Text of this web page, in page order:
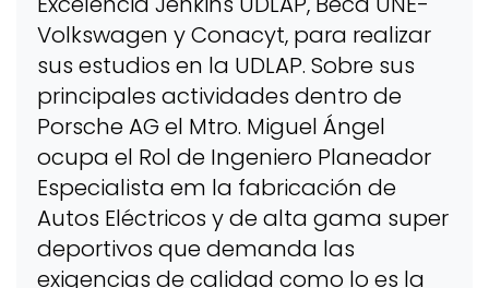
Volkswagen y Conacyt, para realizar
sus estudios en la UDLAP. Sobre sus
principales actividades dentro de
Porsche AG el Mtro. Miguel Ángel
ocupa el Rol de Ingeniero Planeador
Especialista em la fabricación de
Autos Eléctricos y de alta gama super
deportivos que demanda las
exigencias de calidad como lo es la